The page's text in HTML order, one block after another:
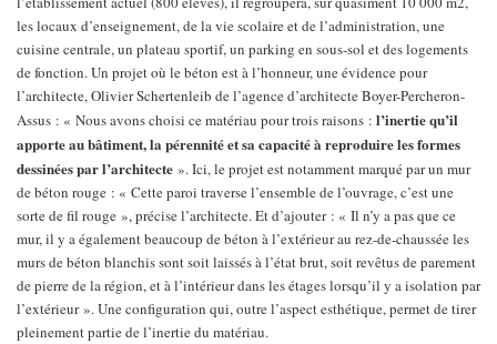
les locaux d’enseignement, de la vie scolaire et de l’administration, une
cuisine centrale, un plateau sportif, un parking en sous-sol et des logements
de fonction. Un projet où le béton est à l’honneur, une évidence pour
l’architecte, Olivier Schertenleib de l’agence d’architecte Boyer-Percheron-
Assus : « Nous avons choisi ce matériau pour trois raisons : l’inertie qu’il
apporte au bâtiment, la pérennité et sa capacité à reproduire les formes
dessinées par l’architecte ». Ici, le projet est notamment marqué par un mur
de béton rouge : « Cette paroi traverse l’ensemble de l’ouvrage, c’est une
sorte de fil rouge », précise l’architecte. Et d’ajouter : « Il n’y a pas que ce
mur, il y a également beaucoup de béton à l’extérieur au rez-de-chaussée les
murs de béton blanchis sont soit laissés à l’état brut, soit revêtus de parement
de pierre de la région, et à l’intérieur dans les étages lorsqu’il y a isolation par
l’extérieur ». Une configuration qui, outre l’aspect esthétique, permet de tirer
pleinement partie de l’inertie du matériau.